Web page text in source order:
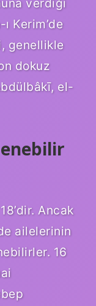
Kerim’de
genellikle
dokuz
el-
Ancak
ailelerinin
16